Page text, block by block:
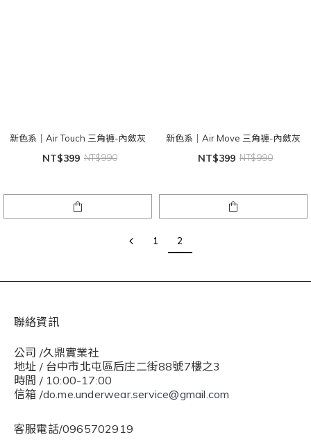
新色系｜Air Touch 三角褲-內斂灰
NT$399 NT$990
新色系｜Air Move 三角褲-內斂灰
NT$399 NT$990
1 2
聯絡資訊
公司 /久鼎實業社
地址 / 台中市北屯區后庄二街88號7樓之3
時間 / 10:00-17:00
信箱 /do.me.underwear.service@gmail.com
客服電話/0965702919